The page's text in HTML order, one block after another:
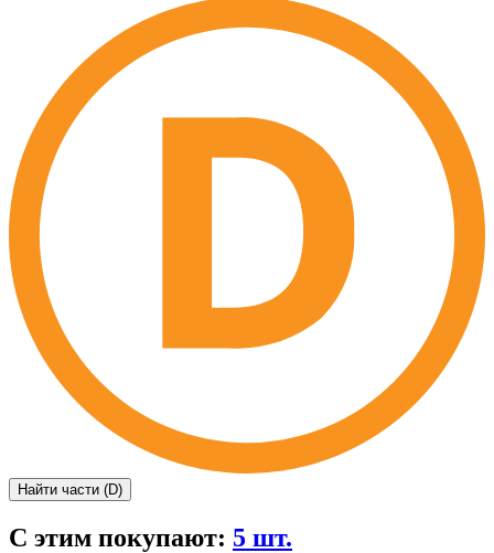
Найти части (D)
С этим покупают: 5 шт.